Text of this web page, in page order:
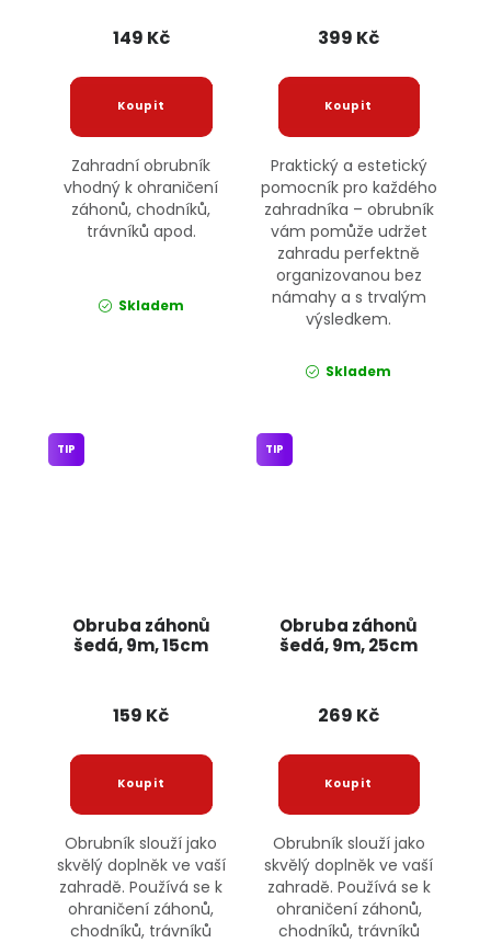
149 Kč
Zahradní obrubník
vhodný k ohraničení
záhonů, chodníků,
trávníků apod.
Skladem
399 Kč
Praktický a estetický
pomocník pro každého
zahradníka – obrubník
vám pomůže udržet
zahradu perfektně
organizovanou bez
námahy a s trvalým
výsledkem.
Skladem
Obruba záhonů
šedá, 9m, 15cm
TIP
159 Kč
Obrubník slouží jako
skvělý doplněk ve vaší
zahradě. Používá se k
ohraničení záhonů,
chodníků, trávníků
Obruba záhonů
šedá, 9m, 25cm
TIP
269 Kč
Obrubník slouží jako
skvělý doplněk ve vaší
zahradě. Používá se k
ohraničení záhonů,
chodníků, trávníků